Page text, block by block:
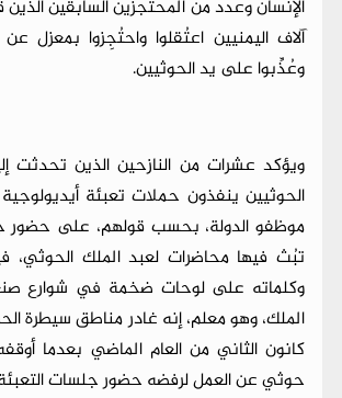
الإنسان وعدد من المحتجزين السابقين الذين
آلاف اليمنيين اعتُقلوا واحتُجِزوا بمعزل عن
وعُذِّبوا على يد الحوثيين.
ويؤكد عشرات من النازحين الذين تحدثت
الحوثيين ينفذون حملات تعبئة
موظفو الدولة، بحسب قولهم، على حضور
تبُث فيها محاضرات لعبد الملك الحوثي،
وكلماته على لوحات ضخمة في شوارع
الملك، وهو معلم، إنه غادر مناطق سيطرة
كانون الثاني من العام الماضي بعدما
حوثي عن العمل لرفضه حضور جلسات